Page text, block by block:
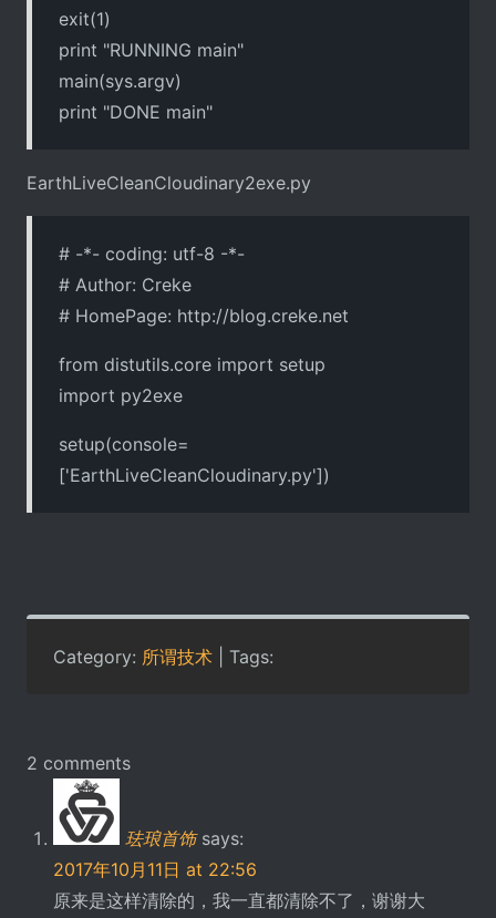
exit(1)
print "RUNNING main"
main(sys.argv)
print "DONE main"
EarthLiveCleanCloudinary2exe.py
# -*- coding: utf-8 -*-
# Author: Creke
# HomePage: http://blog.creke.net
from distutils.core import setup
import py2exe
setup(console=
['EarthLiveCleanCloudinary.py'])
Category: 所谓技术 | Tags:
2 comments
珐琅首饰 says:
2017年10月11日 at 22:56
原来是这样清除的，我一直都清除不了，谢谢大